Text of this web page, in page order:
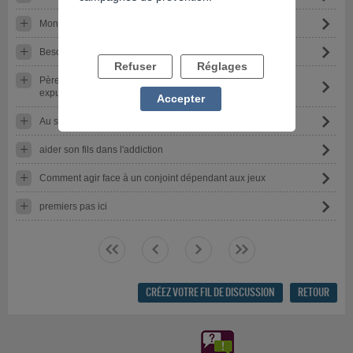
Mon fils est adict aux jeux en ligne
Besoin de témoignages
Père de 67 ans accro aux jeux et mère sous emprise et
expulsion du logement
Au secours
aider son fils dans l'addiction
Comment agir face à un conjoint dépendant aux jeux
premiers pas ici
<< < > >>
CRÉEZ VOTRE FIL DE DISCUSSION RETOUR
Refuser Réglages
Accepter